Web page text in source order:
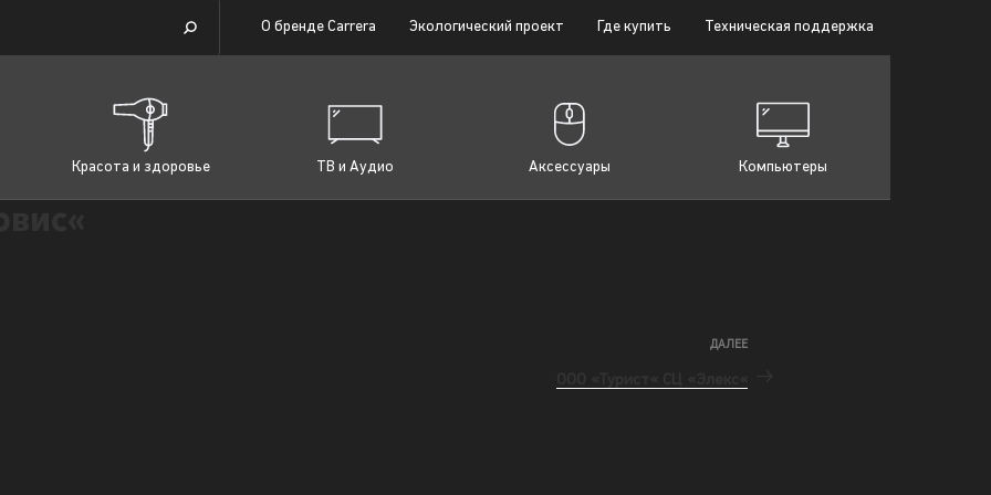
О бренде Carrera Экологический проект Где купить Техническая поддержка
Красота и здоровье ТВ и Аудио Аксессуары Компьютеры
ДАЛЕЕ